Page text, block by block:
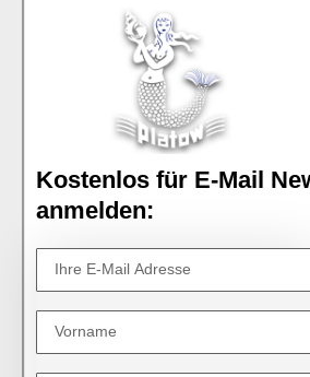
Kostenlos für E-Mail
anmelden: